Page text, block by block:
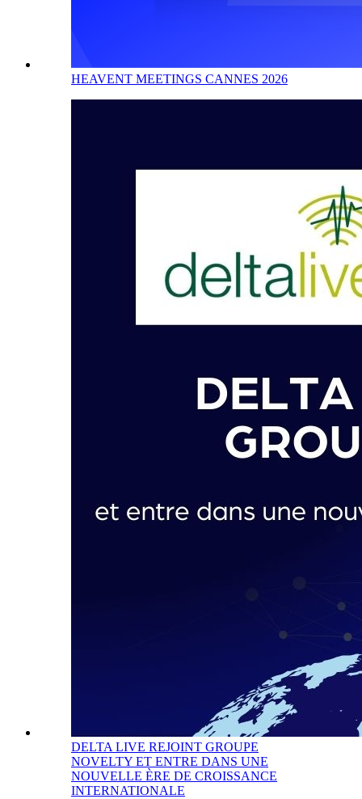
HEAVENT MEETINGS CANNES 2026
DELTA LIVE REJOINT GROUPE
NOVELTY ET ENTRE DANS UNE
NOUVELLE ÈRE DE CROISSANCE
INTERNATIONALE